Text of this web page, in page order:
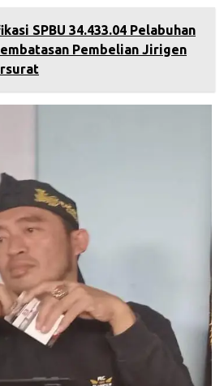
SPBU 34.433.04 Pelabuhan
Pembelian Jirigen